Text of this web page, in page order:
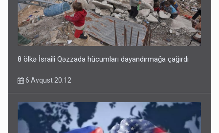
8 ölkə İsraili Qəzzada hücumları dayandırmağa çağırdı
6 Avqust 20:12